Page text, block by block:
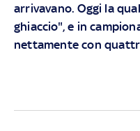
arrivavano. Oggi la
ghiaccio", e in
nettamente con